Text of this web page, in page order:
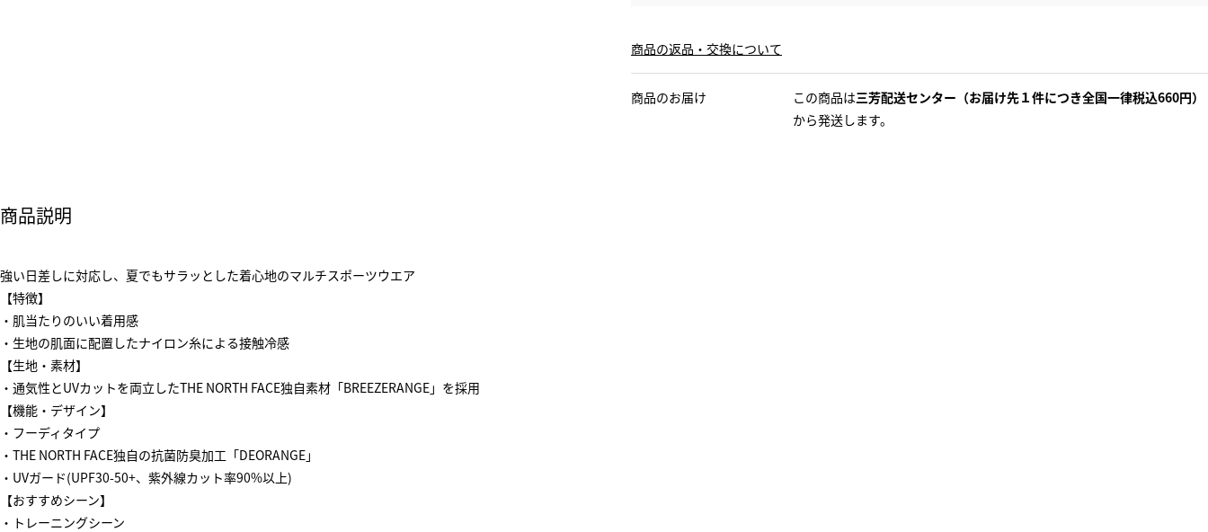
商品の返品・交換について
商品のお届け この商品は三芳配送センター（お届け先１件につき全国一律税込660円）
から発送します。
商品説明
強い日差しに対応し、夏でもサラッとした着心地のマルチスポーツウエア
【特徴】
・肌当たりのいい着用感
・生地の肌面に配置したナイロン糸による接触冷感
【生地・素材】
・通気性とUVカットを両立したTHE NORTH FACE独自素材「BREEZERANGE」を採用
【機能・デザイン】
・フーディタイプ
・THE NORTH FACE独自の抗菌防臭加工「DEORANGE」
・UVガード(UPF30-50+、紫外線カット率90%以上)
【おすすめシーン】
・トレーニングシーン